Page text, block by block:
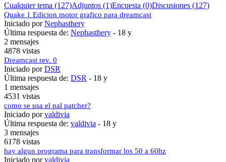
Cualquier tema (127)Adjuntos (1)Encuesta (0)Discusiones (127)
Quake 1 Edicion motor grafico para dreamcast
Iniciado porNephasthery
Última respuesta de: Nephasthery - 18 y
2 mensajes
4878 vistas
Dreamcast rev. 0
Iniciado porDSR
Última respuesta de: DSR - 18 y
1 mensajes
4531 vistas
como se usa el pal patcher?
Iniciado porvaldivia
Última respuesta de: valdivia - 18 y
3 mensajes
6178 vistas
hay algun programa para transformar los 50 a 60hz
Iniciado porvaldivia